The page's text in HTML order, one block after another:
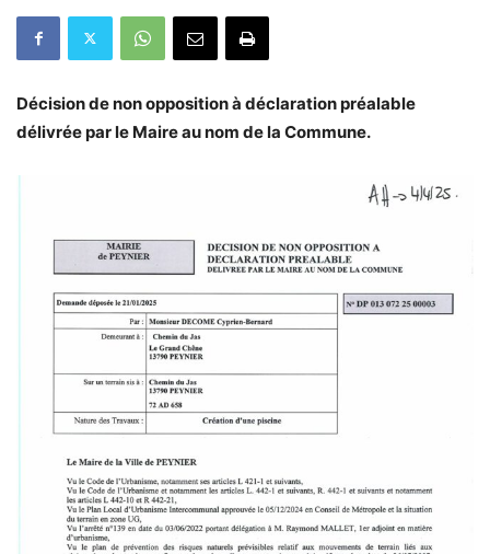
Décision de non opposition à déclaration préalable
délivrée par le Maire au nom de la Commune.